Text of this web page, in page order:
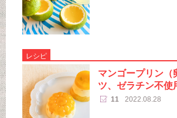
レシピ
マンゴープリン（
ツ、ゼラチン不使
11 2022.08.28